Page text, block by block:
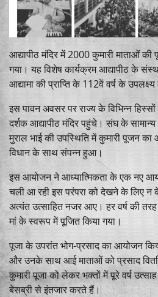
आद्यापीठ मंदिरमें 2000 कुमारी माताओं की
गया। यह विशेष कार्यक्रम आद्यापीठ के
आद्यामा की प्राप्ति के 112वें वर्ष के
इस पावन अवसर पर राज्य के विभिन्न
दर्शक आद्यापीठ मंदिर पहुंचे। संघ के सामान्य
मुराल भाई की उपस्थिति में कुमारी पूजन
विधान के साथ संपन्न हुआ।
इस आयोजन ने आध्यात्मिकता के एक नए
चली आ रही इस परंपरा को देखने के लिए न
अत्यंत उत्साहित नजर आए। हर वर्ष की
मां के स्वरूप में पूजित किया गया।
पूजा के उपरांत भोग-प्रसाद का आयोजन
और उनके साथ आई माताओं को प्रसाद
कुमारी पूजा को लेकर भक्तों में पूरे वर्ष
बेसब्री से इंतजार करते हैं।